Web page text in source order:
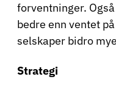
forventninger.
bedre enn ventet
selskaper bidro
Strategi